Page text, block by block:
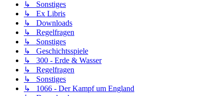
↳ Sonstiges
↳ Ex Libris
↳ Downloads
↳ Regelfragen
↳ Sonstiges
↳ Geschichtsspiele
↳ 300 - Erde & Wasser
↳ Regelfragen
↳ Sonstiges
↳ 1066 - Der Kampf um England